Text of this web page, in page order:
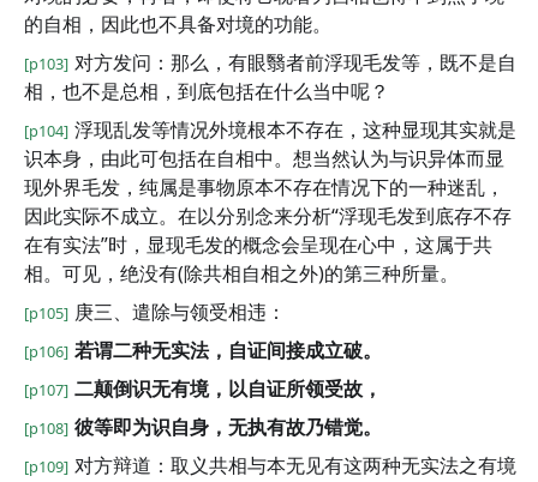
的自相，因此也不具备对境的功能。
[p103] 对方发问：那么，有眼翳者前浮现毛发等，既不是自
相，也不是总相，到底包括在什么当中呢？
[p104] 浮现乱发等情况外境根本不存在，这种显现其实就是
识本身，由此可包括在自相中。想当然认为与识异体而显
现外界毛发，纯属是事物原本不存在情况下的一种迷乱，
因此实际不成立。在以分别念来分析“浮现毛发到底存不存
在有实法”时，显现毛发的概念会呈现在心中，这属于共
相。可见，绝没有(除共相自相之外)的第三种所量。
[p105] 庚三、遣除与领受相违：
[p106] 若谓二种无实法，自证间接成立破。
[p107] 二颠倒识无有境，以自证所领受故，
[p108] 彼等即为识自身，无执有故乃错觉。
[p109] 对方辩道：取义共相与本无见有这两种无实法之有境